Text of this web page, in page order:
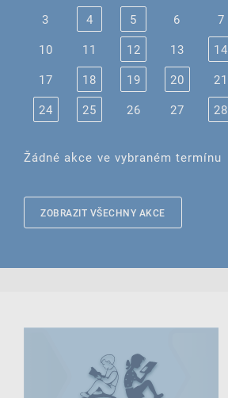
3
4 5 6 7
10
11 12 13 14
17
18 19 20 21
24
25 26 27 28
Žádné akce ve vybraném termínu
ZOBRAZIT VŠECHNY AKCE